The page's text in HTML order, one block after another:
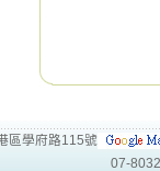
區學府路115號
07-